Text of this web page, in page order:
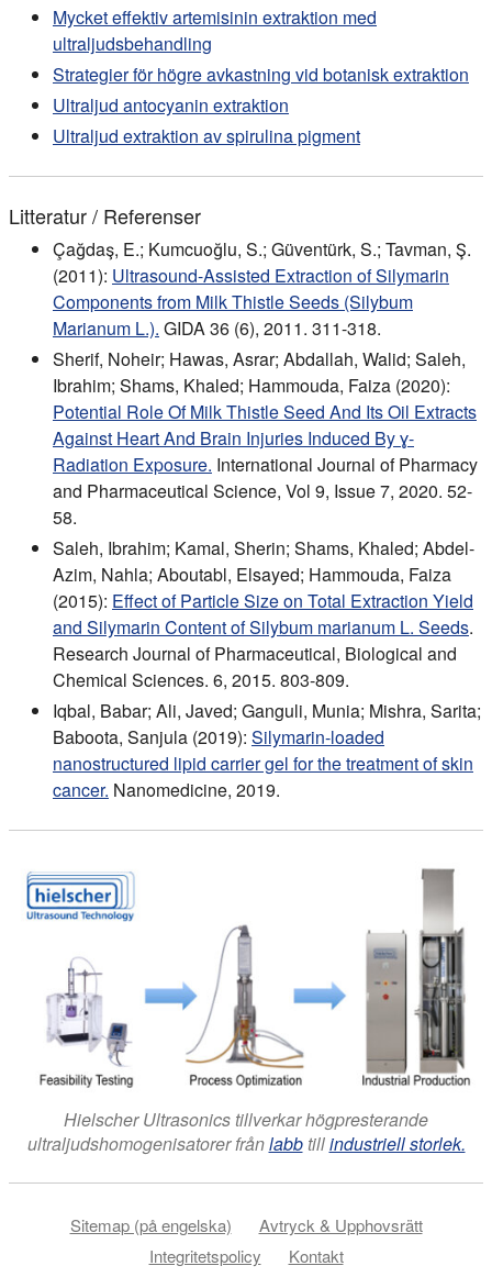
Mycket effektiv artemisinin extraktion med
ultraljudsbehandling
Strategier för högre avkastning vid botanisk extraktion
Ultraljud antocyanin extraktion
Ultraljud extraktion av spirulina pigment
Litteratur / Referenser
Çağdaş, E.; Kumcuoğlu, S.; Güventürk, S.; Tavman, Ş.
(2011): Ultrasound-Assisted Extraction of Silymarin
Components from Milk Thistle Seeds (Silybum
Marianum L.). GIDA 36 (6), 2011. 311-318.
Sherif, Noheir; Hawas, Asrar; Abdallah, Walid; Saleh,
Ibrahim; Shams, Khaled; Hammouda, Faiza (2020):
Potential Role Of Milk Thistle Seed And Its Oil Extracts
Against Heart And Brain Injuries Induced By ɣ-
Radiation Exposure. International Journal of Pharmacy
and Pharmaceutical Science, Vol 9, Issue 7, 2020. 52-
58.
Saleh, Ibrahim; Kamal, Sherin; Shams, Khaled; Abdel-
Azim, Nahla; Aboutabl, Elsayed; Hammouda, Faiza
(2015): Effect of Particle Size on Total Extraction Yield
and Silymarin Content of Silybum marianum L. Seeds.
Research Journal of Pharmaceutical, Biological and
Chemical Sciences. 6, 2015. 803-809.
Iqbal, Babar; Ali, Javed; Ganguli, Munia; Mishra, Sarita;
Baboota, Sanjula (2019): Silymarin-loaded
nanostructured lipid carrier gel for the treatment of skin
cancer. Nanomedicine, 2019.
Hielscher Ultrasonics tillverkar högpresterande
ultraljudshomogenisatorer frånlabbtillindustriell storlek.
Sitemap (på engelska)
Avtryck & Upphovsrätt
Integritetspolicy
Kontakt